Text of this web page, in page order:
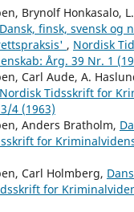
Brynolf Honkasalo,
Dansk, finsk, svensk og
, Nordisk
Årg. 39 Nr. 1
Carl Aude, A.
Nordisk Tidsskrift for
4 (1963)
Anders Bratholm,
for
Carl Holmberg,
for